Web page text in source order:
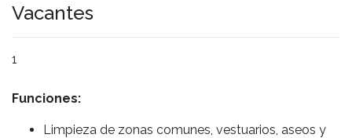
Vacantes
1
Funciones:
Limpieza de zonas comunes, vestuarios, aseos y